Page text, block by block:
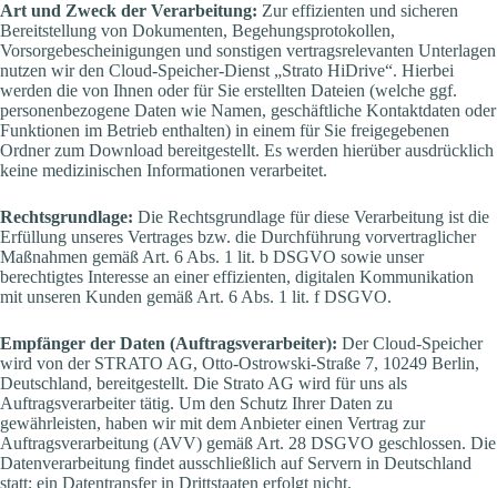
Art und Zweck der Verarbeitung: Zur effizienten und sicheren
Bereitstellung von Dokumenten, Begehungsprotokollen,
Vorsorgebescheinigungen und sonstigen vertragsrelevanten Unterlagen
nutzen wir den Cloud-Speicher-Dienst „Strato HiDrive“. Hierbei
werden die von Ihnen oder für Sie erstellten Dateien (welche ggf.
personenbezogene Daten wie Namen, geschäftliche Kontaktdaten oder
Funktionen im Betrieb enthalten) in einem für Sie freigegebenen
Ordner zum Download bereitgestellt. Es werden hierüber ausdrücklich
keine medizinischen Informationen verarbeitet.
Rechtsgrundlage: Die Rechtsgrundlage für diese Verarbeitung ist die
Erfüllung unseres Vertrages bzw. die Durchführung vorvertraglicher
Maßnahmen gemäß Art. 6 Abs. 1 lit. b DSGVO sowie unser
berechtigtes Interesse an einer effizienten, digitalen Kommunikation
mit unseren Kunden gemäß Art. 6 Abs. 1 lit. f DSGVO.
Empfänger der Daten (Auftragsverarbeiter): Der Cloud-Speicher
wird von der STRATO AG, Otto-Ostrowski-Straße 7, 10249 Berlin,
Deutschland, bereitgestellt. Die Strato AG wird für uns als
Auftragsverarbeiter tätig. Um den Schutz Ihrer Daten zu
gewährleisten, haben wir mit dem Anbieter einen Vertrag zur
Auftragsverarbeitung (AVV) gemäß Art. 28 DSGVO geschlossen. Die
Datenverarbeitung findet ausschließlich auf Servern in Deutschland
statt; ein Datentransfer in Drittstaaten erfolgt nicht.